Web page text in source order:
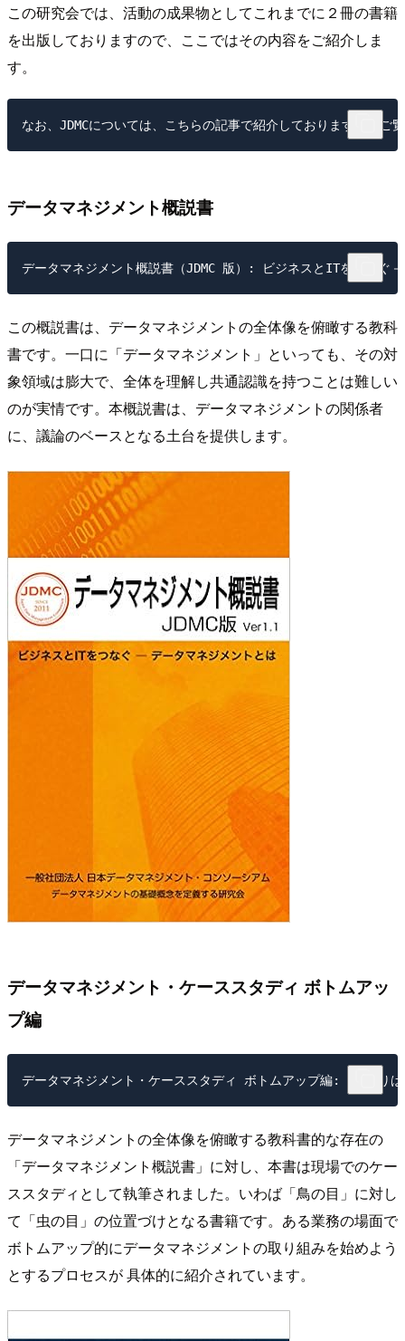
この研究会では、活動の成果物としてこれまでに２冊の書籍
を出版しておりますので、ここではその内容をご紹介しま
す。
データマネジメント概説書
この概説書は、データマネジメントの全体像を俯瞰する教科
書です。一口に「データマネジメント」といっても、その対
象領域は膨大で、全体を理解し共通認識を持つことは難しい
のが実情です。本概説書は、データマネジメントの関係者
に、議論のベースとなる土台を提供します。
データマネジメント・ケーススタディ ボトムアッ
プ編
データマネジメントの全体像を俯瞰する教科書的な存在の
「データマネジメント概説書」に対し、本書は現場でのケー
ススタディとして執筆されました。いわば「⿃の⽬」に対し
て「⾍の⽬」の位置づけとなる書籍です。ある業務の場⾯で
ボトムアップ的にデータマネジメントの取り組みを始めよう
とするプロセスが 具体的に紹介されています。